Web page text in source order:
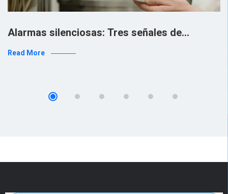
Alarmas silenciosas: Tres señales de…
Read More